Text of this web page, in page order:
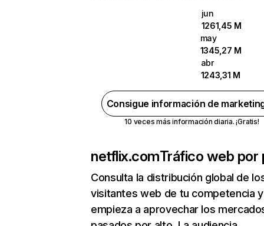
jun
1261,45 M
may
1345,27 M
abr
1243,31 M
Consigue información de
10 veces más información diaria. ¡Gratis!
netflix.comTráfico web por
Consulta la distribución global de
visitantes web de tu competencia y
empieza a aprovechar los